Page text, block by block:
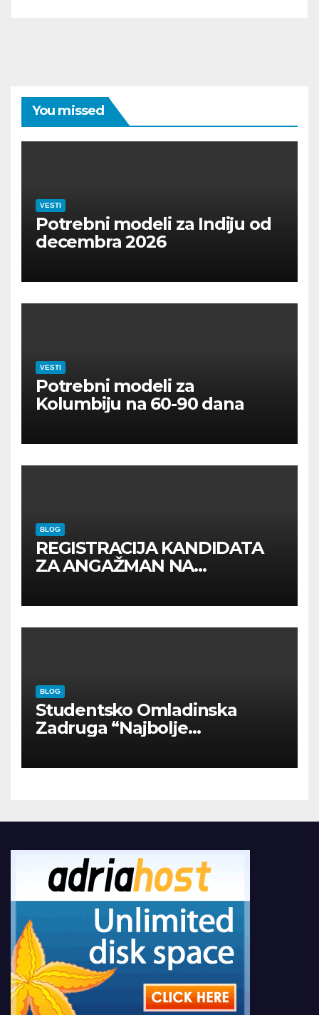
You missed
VESTI
Potrebni modeli za Indiju od
decembra 2026
VESTI
Potrebni modeli za
Kolumbiju na 60-90 dana
BLOG
REGISTRACIJA KANDIDATA
ZA ANGAŽMAN NA
BLOG
Studentsko Omladinska
Zadruga “Najbolje